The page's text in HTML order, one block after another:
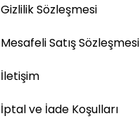
Gizlilik Sözleşmesi
Mesafeli Satış Sözleşmesi
İletişim
İptal ve İade Koşulları